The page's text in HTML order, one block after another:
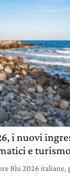
i nuovi
e
Blu 2026 italiane,